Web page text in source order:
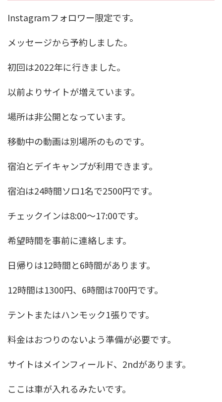
Instagramフォロワー限定です。
メッセージから予約しました。
初回は2022年に行きました。
以前よりサイトが増えています。
場所は非公開となっています。
移動中の動画は別場所のものです。
宿泊とデイキャンプが利用できます。
宿泊は24時間ソロ1名で2500円です。
チェックインは8:00～17:00です。
希望時間を事前に連絡します。
日帰りは12時間と6時間があります。
12時間は1300円、6時間は700円です。
テントまたはハンモック1張りです。
料金はおつりのないよう準備が必要です。
サイトはメインフィールド、2ndがあります。
ここは車が入れるみたいです。